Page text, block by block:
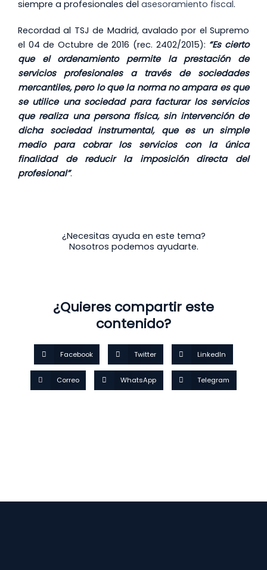
siempre a profesionales del asesoramiento fiscal.
Recordad al TSJ de Madrid, avalado por el Supremo
el 04 de Octubre de 2016 (rec. 2402/2015): “Es cierto
que el ordenamiento permite la prestación de
servicios profesionales a través de sociedades
mercantiles, pero lo que la norma no ampara es que
se utilice una sociedad para facturar los servicios
que realiza una persona física, sin intervención de
dicha sociedad instrumental, que es un simple
medio para cobrar los servicios con la única
finalidad de reducir la imposición directa del
profesional”.
¿Necesitas ayuda en este tema?
Nosotros podemos ayudarte.
¿Quieres compartir este
contenido?
Facebook Twitter LinkedIn
Correo WhatsApp Telegram